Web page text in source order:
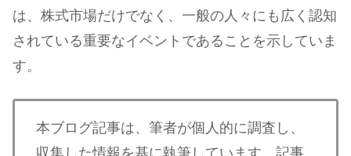
は、株式市場だけでなく、一般の人々にも広く認知
されている重要なイベントであることを示していま
す。
本ブログ記事は、筆者が個人的に調査し、
収集した情報を基に執筆しています。記事